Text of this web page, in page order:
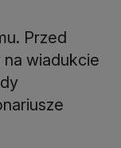
Przed
na wiadukcie